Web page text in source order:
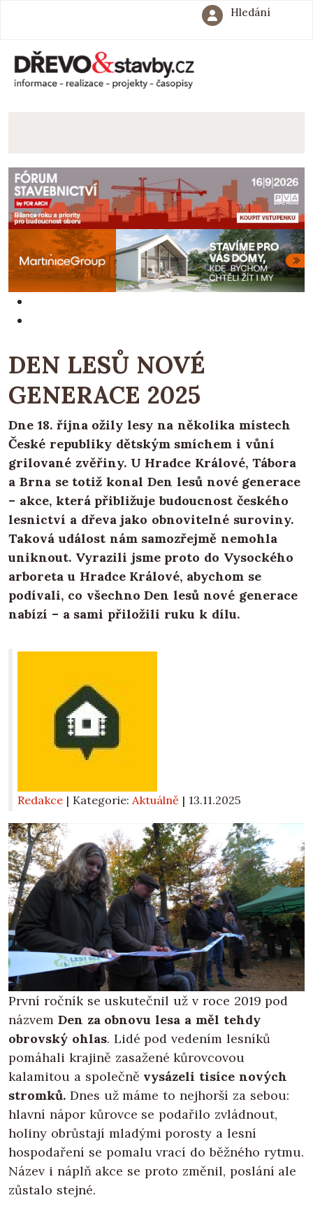
Hledání
DEN LESŮ NOVÉ
GENERACE 2025
Dne 18. října ožily lesy na několika místech
České republiky dětským smíchem i vůní
grilované zvěřiny. U Hradce Králové, Tábora
a Brna se totiž konal Den lesů nové generace
– akce, která přibližuje budoucnost českého
lesnictví a dřeva jako obnovitelné suroviny.
Taková událost nám samozřejmě nemohla
uniknout. Vyrazili jsme proto do Vysockého
arboreta u Hradce Králové, abychom se
podívali, co všechno Den lesů nové generace
nabízí – a sami přiložili ruku k dílu.
Redakce | Kategorie:Aktuálně | 13.11.2025
První ročník se uskutečnil už v roce 2019 pod
názvem Den za obnovu lesa a měl tehdy
obrovský ohlas. Lidé pod vedením lesníků
pomáhali krajině zasažené kůrovcovou
kalamitou a společně vysázeli tisíce nových
stromků. Dnes už máme to nejhorší za sebou:
hlavní nápor kůrovce se podařilo zvládnout,
holiny obrůstají mladými porosty a lesní
hospodaření se pomalu vrací do běžného rytmu.
Název i náplň akce se proto změnil, poslání ale
zůstalo stejné.